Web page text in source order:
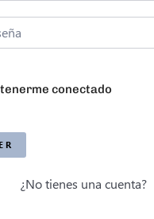
conectado
¿No tienes una cuenta?